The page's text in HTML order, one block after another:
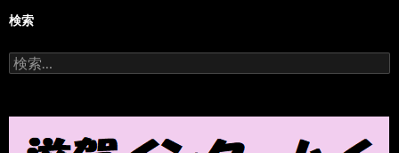
検索
検
索